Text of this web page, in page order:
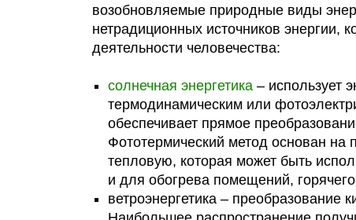
возобновляемые природные виды
нетрадиционных источников энергии,
деятельности человечества:
солнечная энергетика – использует
термодинамическим или
обеспечивает прямое
Фототермический метод основан на
тепловую, которая может быть
и для обогрева помещений,
ветроэнергетика – преобразование